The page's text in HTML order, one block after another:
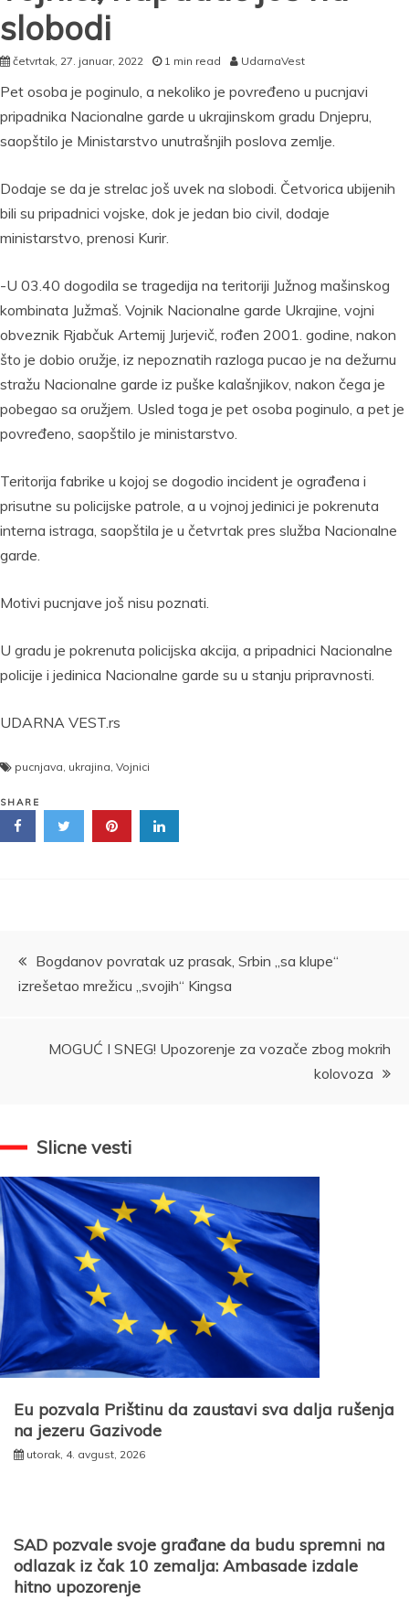
slobodi
četvrtak, 27. januar, 2022 1 min read UdarnaVest
Pet osoba je poginulo, a nekoliko je povređeno u pucnjavi
pripadnika Nacionalne garde u ukrajinskom gradu Dnjepru,
saopštilo je Ministarstvo unutrašnjih poslova zemlje.
Dodaje se da je strelac još uvek na slobodi. Četvorica ubijenih
bili su pripadnici vojske, dok je jedan bio civil, dodaje
ministarstvo, prenosi Kurir.
-U 03.40 dogodila se tragedija na teritoriji Južnog mašinskog
kombinata Južmaš. Vojnik Nacionalne garde Ukrajine, vojni
obveznik Rjabčuk Artemij Jurjevič, rođen 2001. godine, nakon
što je dobio oružje, iz nepoznatih razloga pucao je na dežurnu
stražu Nacionalne garde iz puške kalašnjikov, nakon čega je
pobegao sa oružjem. Usled toga je pet osoba poginulo, a pet je
povređeno, saopštilo je ministarstvo.
Teritorija fabrike u kojoj se dogodio incident je ograđena i
prisutne su policijske patrole, a u vojnoj jedinici je pokrenuta
interna istraga, saopštila je u četvrtak pres služba Nacionalne
garde.
Motivi pucnjave još nisu poznati.
U gradu je pokrenuta policijska akcija, a pripadnici Nacionalne
policije i jedinica Nacionalne garde su u stanju pripravnosti.
UDARNA VEST.rs
pucnjava, ukrajina, Vojnici
SHARE
Kretanje
Bogdanov povratak uz prasak, Srbin „sa klupe“
izrešetao mrežicu „svojih“ Kingsa
MOGUĆ I SNEG! Upozorenje za vozače zbog mokrih
kolovoza
Slicne vesti
Eu pozvala Prištinu da zaustavi sva dalja rušenja
na jezeru Gazivode
utorak, 4. avgust, 2026
SAD pozvale svoje građane da budu spremni na
odlazak iz čak 10 zemalja: Ambasade izdale
hitno upozorenje